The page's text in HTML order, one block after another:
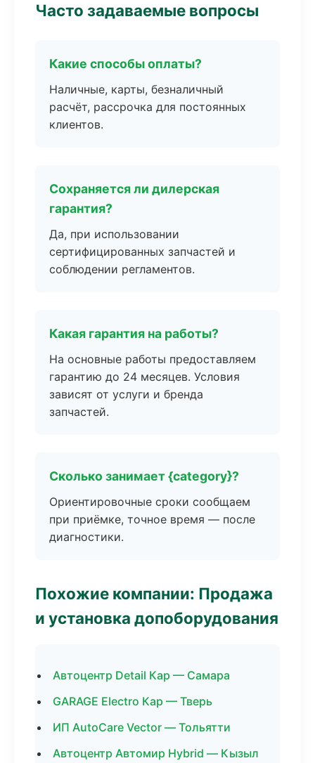
Часто задаваемые вопросы
Какие способы оплаты?
Наличные, карты, безналичный
расчёт, рассрочка для постоянных
клиентов.
Сохраняется ли дилерская
гарантия?
Да, при использовании
сертифицированных запчастей и
соблюдении регламентов.
Какая гарантия на работы?
На основные работы предоставляем
гарантию до 24 месяцев. Условия
зависят от услуги и бренда
запчастей.
Сколько занимает {category}?
Ориентировочные сроки сообщаем
при приёмке, точное время — после
диагностики.
Похожие компании: Продажа
и установка допоборудования
Автоцентр Detail Кар — Самара
GARAGE Electro Кар — Тверь
ИП AutoCare Vector — Тольятти
Автоцентр Автомир Hybrid — Кызыл